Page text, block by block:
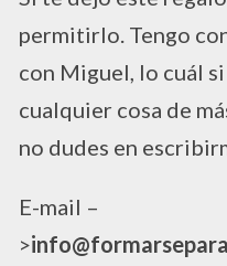
permitirlo. Tengo
con Miguel, lo cuál
cualquier cosa de
no dudes en
E-mail –
>